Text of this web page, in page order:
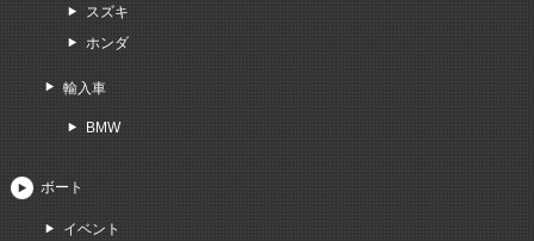
スズキ
ホンダ
輸入車
BMW
ボート
イベント